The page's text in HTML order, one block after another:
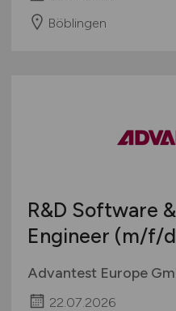
Böblingen
R&D Software
Engineer (m/f/
Advantest Europe
22.07.2026